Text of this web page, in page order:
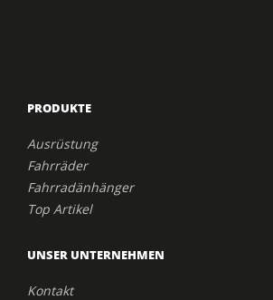
PRODUKTE
Ausrüstung
Fahrräder
Fahrradänhänger
Top Artikel
UNSER UNTERNEHMEN
Kontakt